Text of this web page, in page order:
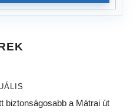
biztonságosabb a Mátrai út